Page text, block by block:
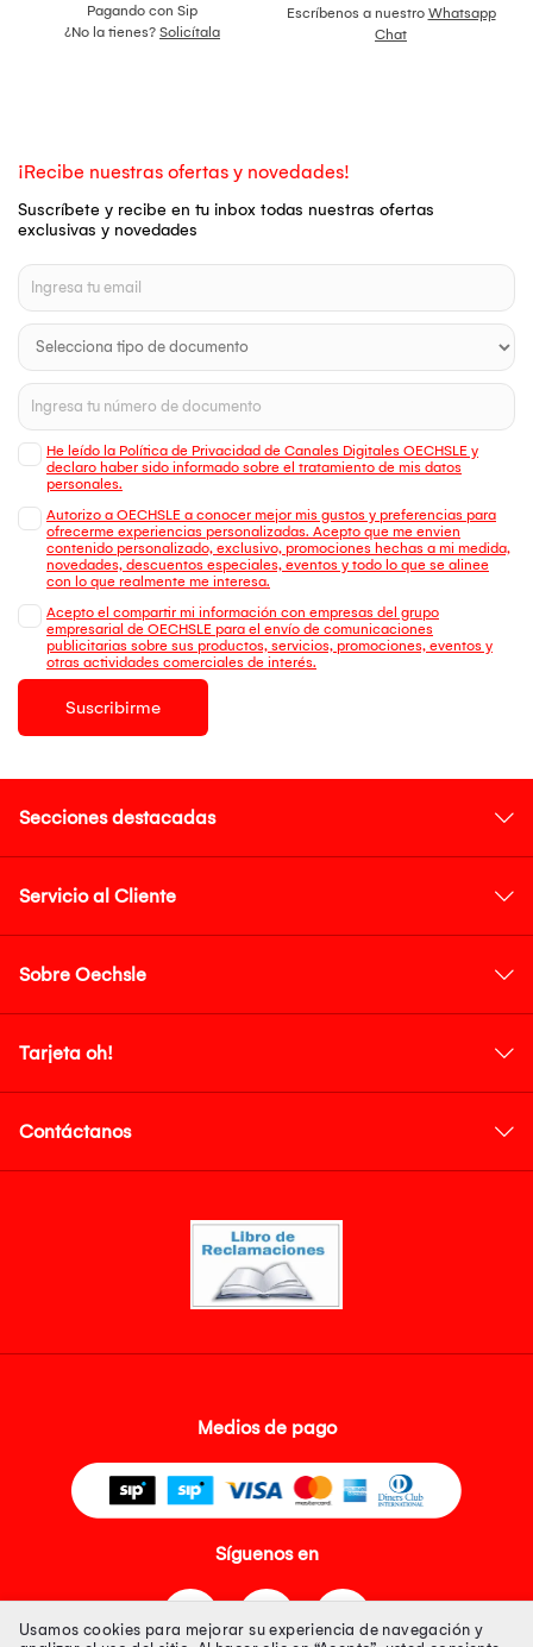
Pagando con Sip
¿No la tienes? Solicítala
Escríbenos a nuestro Whatsapp
Chat
¡Recibe nuestras ofertas y novedades!
Suscríbete y recibe en tu inbox todas nuestras ofertas
exclusivas y novedades
He leído la Política de Privacidad de Canales Digitales OECHSLE y
declaro haber sido informado sobre el tratamiento de mis datos
personales.
Autorizo a OECHSLE a conocer mejor mis gustos y preferencias para
ofrecerme experiencias personalizadas. Acepto que me envien
contenido personalizado, exclusivo, promociones hechas a mi medida,
novedades, descuentos especiales, eventos y todo lo que se alinee
con lo que realmente me interesa.
Acepto el compartir mi información con empresas del grupo
empresarial de OECHSLE para el envío de comunicaciones
publicitarias sobre sus productos, servicios, promociones, eventos y
otras actividades comerciales de interés.
Suscribirme
Secciones destacadas
Servicio al Cliente
Sobre Oechsle
Tarjeta oh!
Contáctanos
Medios de pago
Síguenos en
Usamos cookies para mejorar su experiencia de navegación y